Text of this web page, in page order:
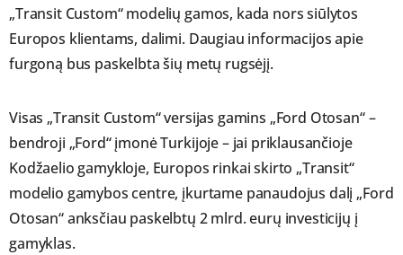
„Transit Custom“ modelių gamos, kada nors siūlytos
Europos klientams, dalimi. Daugiau informacijos apie
furgoną bus paskelbta šių metų rugsėjį.
Visas „Transit Custom“ versijas gamins „Ford Otosan“ –
bendroji „Ford“ įmonė Turkijoje – jai priklausančioje
Kodžaelio gamykloje, Europos rinkai skirto „Transit“
modelio gamybos centre, įkurtame panaudojus dalį „Ford
Otosan“ anksčiau paskelbtų 2 mlrd. eurų investicijų į
gamyklas.